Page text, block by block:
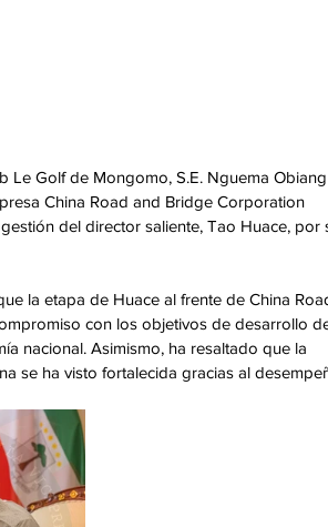
Le Golf de Mongomo, S.E. Nguema Obiang
China Road and Bridge Corporation
del director saliente, Tao Huace, por
la etapa de Huace al frente de China
con los objetivos de desarrollo
nacional. Asimismo, ha resaltado que la
se ha visto fortalecida gracias al